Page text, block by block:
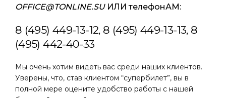
OFFICE@TONLINE.SUИЛИ телефонАМ:
8 (495) 449-13-12, 8 (495) 449-13-13, 8
(495) 442-40-33
Мы очень хотим видеть вас среди наших клиентов.
Уверены, что, став клиентом “супербилет”, вы в
полной мере оцените удобство работы с нашей